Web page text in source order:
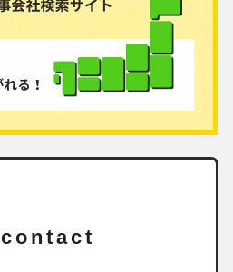
contact